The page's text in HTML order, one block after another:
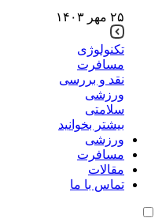
۲۵ مهر ۱۴۰۳
تکنولوژی
مسافرت
نقد و بررسی
ورزشی
سلامتی
بیشتر بخوانید
ورزشی
مسافرت
مقالات
تماس با ما